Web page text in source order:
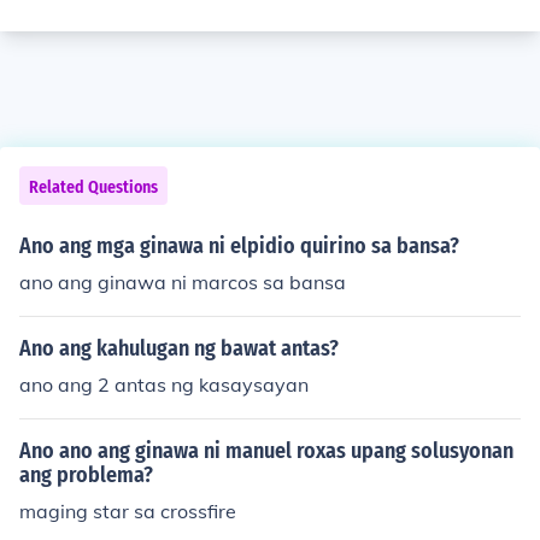
Related Questions
Ano ang mga ginawa ni elpidio quirino sa bansa?
ano ang ginawa ni marcos sa bansa
Ano ang kahulugan ng bawat antas?
ano ang 2 antas ng kasaysayan
Ano ano ang ginawa ni manuel roxas upang solusyonan
ang problema?
maging star sa crossfire